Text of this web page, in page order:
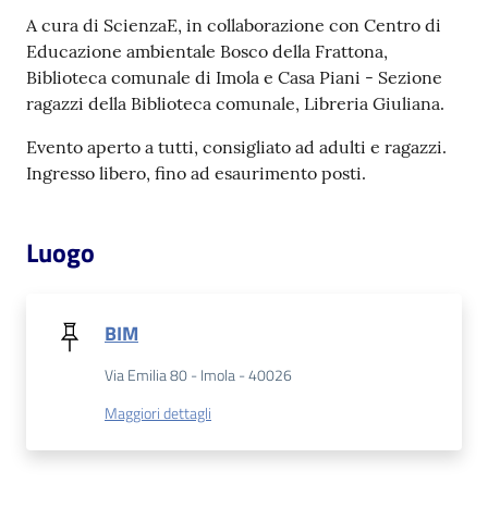
Seguici
A cura di ScienzaE, in collaborazione con Centro di
Educazione ambientale Bosco della Frattona,
Biblioteca comunale di Imola e Casa Piani - Sezione
ragazzi della Biblioteca comunale, Libreria Giuliana.
Evento aperto a tutti, consigliato ad adulti e ragazzi.
Ingresso libero, fino ad esaurimento posti.
Luogo
BIM
Via Emilia 80 - Imola - 40026
Maggiori dettagli